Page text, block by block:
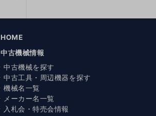
HOME
中古機械情報
中古機械を探す
中古工具・周辺機器を探す
機械名一覧
メーカー名一覧
入札会・特売会情報